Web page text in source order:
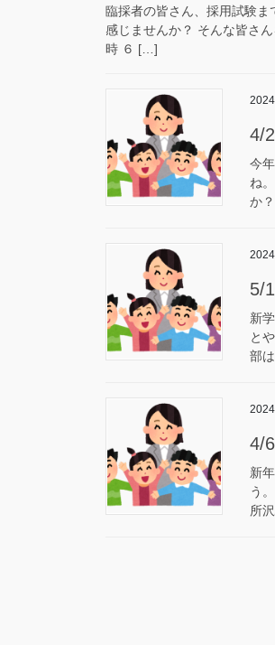
臨採者の皆さん、採用試験
感じませんか？ そんな皆さ
時 ６ […]
4/
今
ね
か
5/
新
と
部
4/
新
う
所